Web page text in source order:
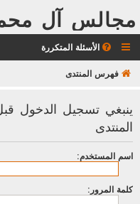
مجالس آل
الأسئلة المتكررة
فهرس المنتدى
ينبغي تسجيل الدخول
المنتدى
اسم المستخدم:
كلمة المرور: